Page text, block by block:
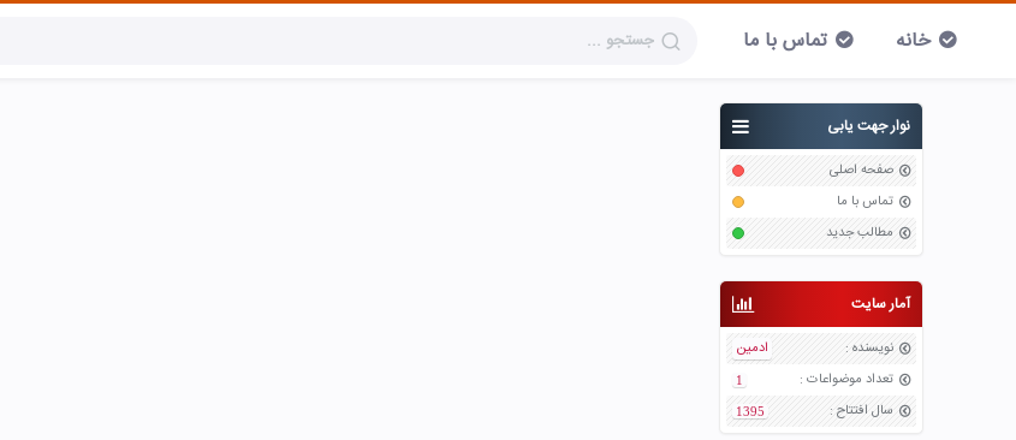
خانه تماس با ما
نوار جهت یابی
صفحه اصلی
تماس با ما
مطالب جدید
آمار سایت
نویسنده :
ادمین
تعداد موضواعات :
1
سال افتتاح :
1395